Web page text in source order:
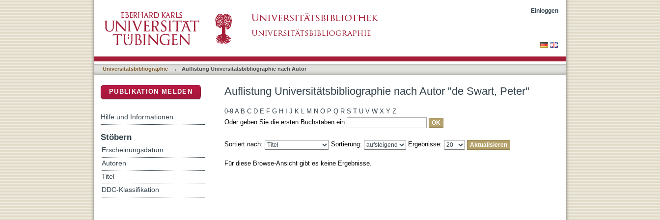
Einloggen
Universitätsbibliographie → Auflistung Universitätsbibliographie nach Autor
Auflistung Universitätsbibliographie nach Autor "de Swart, Peter"
0-9 A B C D E F G H J K L M N O P Q R S T U V W X Y Z
Oder geben Sie die ersten Buchstaben ein:
Sortiert nach: Sortierung: Ergebnisse:
Für diese Browse-Ansicht gibt es keine Ergebnisse.
PUBLIKATION MELDEN
Hilfe und Informationen
Stöbern
Erscheinungsdatum
Autoren
Titel
DDC-Klassifikation